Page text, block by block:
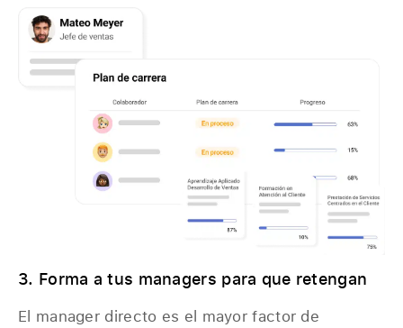
3. Forma a tus managers para que retengan
El manager directo es el mayor factor de